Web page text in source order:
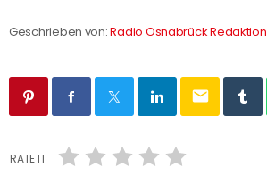
Geschrieben von:Radio Osnabrück Redaktion
email
RATE IT